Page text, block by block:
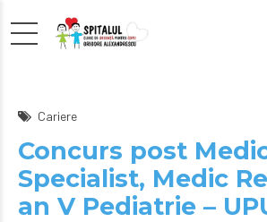
Cariere
Concurs post
Specialist, Medic
an V Pediatrie –